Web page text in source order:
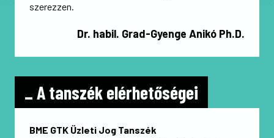
szerezzen.
Dr. habil. Grad-Gyenge Anikó Ph.D.
_ A tanszék elérhetőségei
BME GTK Üzleti Jog Tanszék